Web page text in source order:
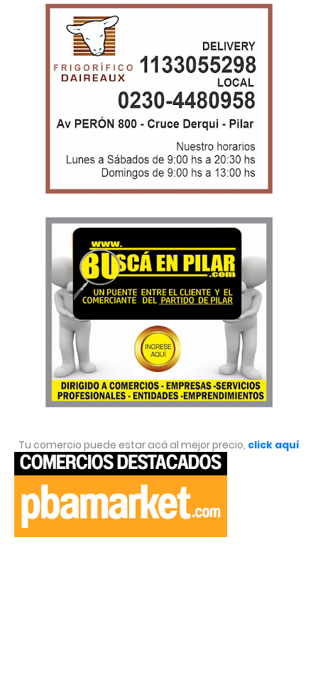
Tu comercio puede estar acá al mejor precio, click aquí